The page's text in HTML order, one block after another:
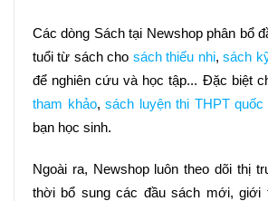
Các dòng Sách tại Newshop phân bổ
tuổi từ sách cho sách thiếu nhi, sách
để nghiên cứu và học tập... Đặc biệt
tham khảo, sách luyện thi THPT quốc
bạn học sinh.
Ngoài ra, Newshop luôn theo dõi thị
thời bổ sung các đầu sách mới, giới